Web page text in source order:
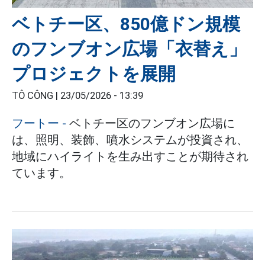
ベトチー区、850億ドン規模
のフンブオン広場「衣替え」
プロジェクトを展開
TÔ CÔNG | 23/05/2026 - 13:39
フートー - ベトチー区のフンブオン広場に
は、照明、装飾、噴水システムが投資され、
地域にハイライトを生み出すことが期待され
ています。